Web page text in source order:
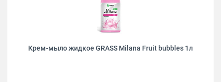
Крем-мыло жидкое GRASS Milana Fruit bubbles 1л